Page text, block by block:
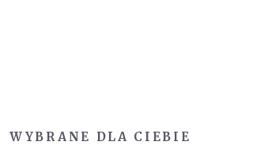
WYBRANE DLA CIEBIE